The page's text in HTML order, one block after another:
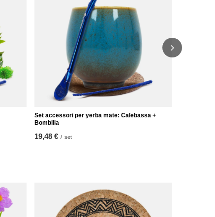
Set accessori per yerba mate: Calebassa +
Bombilla
19,48 € / set